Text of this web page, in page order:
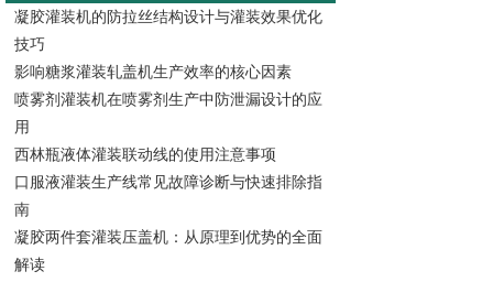
凝胶灌装机的防拉丝结构设计与灌装效果优化
技巧
影响糖浆灌装轧盖机生产效率的核心因素
喷雾剂灌装机在喷雾剂生产中防泄漏设计的应
用
西林瓶液体灌装联动线的使用注意事项
口服液灌装生产线常见故障诊断与快速排除指
南
凝胶两件套灌装压盖机：从原理到优势的全面
解读